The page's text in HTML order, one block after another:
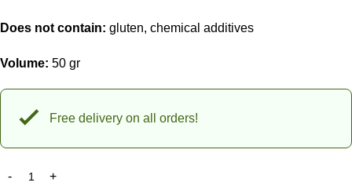
Does not contain: gluten, chemical additives
Volume: 50 gr
Free delivery on all orders!